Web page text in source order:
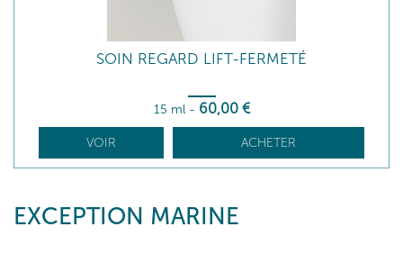
SOIN REGARD LIFT-FERMETÉ
15 ml - 60,00 €
VOIR ACHETER
EXCEPTION MARINE